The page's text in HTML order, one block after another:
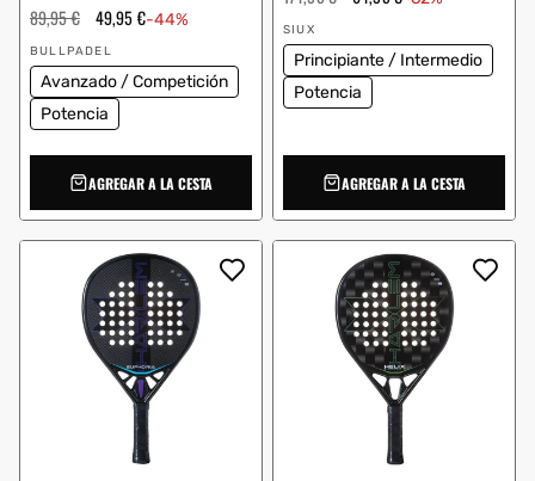
Precio
habitual
89,95 € Precio
oferta
49,95 €-44%
Proveedor:
BULLPADEL
Avanzado / Competición
Potencia
AGREGAR A LA CESTA
habitual
Proveedor:
SIUX
Principiante / Intermedio
Potencia
AGREGAR A LA CESTA